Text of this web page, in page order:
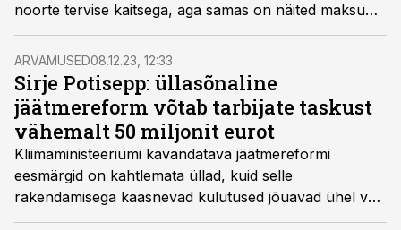
noorte tervise kaitsega, aga samas on näited maksu
kasulikust mõjust pehmelt öeldes kaheldavad, kirjutab
Toiduliidu juht Sirje Potisepp.
ARVAMUSED08.12.23, 12:33
Sirje Potisepp: üllasõnaline
jäätmereform võtab tarbijate taskust
vähemalt 50 miljonit eurot
Kliimaministeeriumi kavandatava jäätmereformi
eesmärgid on kahtlemata üllad, kuid selle
rakendamisega kaasnevad kulutused jõuavad ühel või
teisel moel ikka tarbija rahakotini, kirjutab Eesti